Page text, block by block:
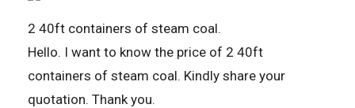
2 40ft containers of steam coal.
Hello. I want to know the price of 2 40ft
containers of steam coal. Kindly share your
quotation. Thank you.